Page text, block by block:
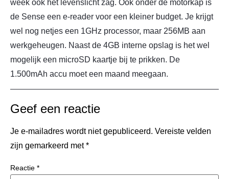
week ook het levenslicht zag. Ook onder de motorkap is
de Sense een e-reader voor een kleiner budget. Je krijgt
wel nog netjes een 1GHz processor, maar 256MB aan
werkgeheugen. Naast de 4GB interne opslag is het wel
mogelijk een microSD kaartje bij te prikken. De
1.500mAh accu moet een maand meegaan.
Geef een reactie
Je e-mailadres wordt niet gepubliceerd. Vereiste velden
zijn gemarkeerd met*
Reactie *